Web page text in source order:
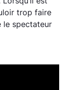
trop faire
le spectateur